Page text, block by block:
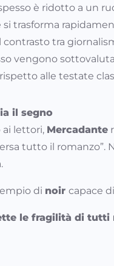
è ridotto a un
trasforma
contrasto tra
vengono
alle testate
il segno
ai lettori, Mercadante
tutto il
di noir capace
le fragilità di tutti